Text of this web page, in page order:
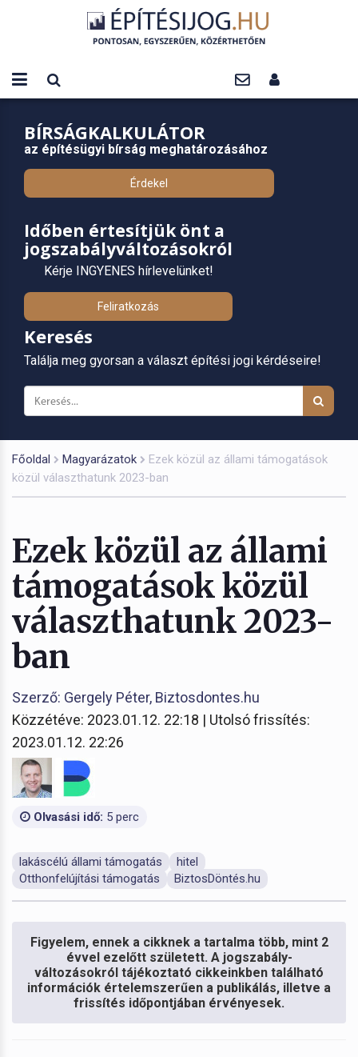
BÍRSÁGKALKULÁTOR
az építésügyi bírság meghatározásához
Érdekel
Időben értesítjük önt a
jogszabályváltozásokról
Kérje INGYENES hírlevelünket!
Feliratkozás
Keresés
Találja meg gyorsan a választ építési jogi kérdéseire!
Főoldal Magyarázatok
Ezek közül az állami támogatások
közül választhatunk 2023-ban
Ezek közül az állami
támogatások közül
választhatunk 2023-
ban
Szerző: Gergely Péter, Biztosdontes.hu
Közzétéve: 2023.01.12. 22:18 | Utolsó frissítés:
2023.01.12. 22:26
Olvasási idő: 5 perc
lakáscélú állami támogatás
hitel
Otthonfelújítási támogatás
BiztosDöntés.hu
Figyelem, ennek a cikknek a tartalma több, mint 2
évvel ezelőtt született. A jogszabály-
változásokról tájékoztató cikkeinkben található
információk értelemszerűen a publikálás, illetve a
frissítés időpontjában érvényesek.